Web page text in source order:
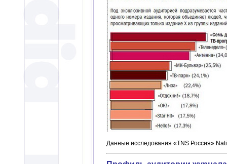
Данные исследования «TNS Россия»